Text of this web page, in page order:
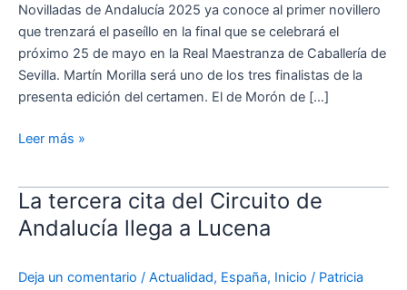
Novilladas de Andalucía 2025 ya conoce al primer novillero
que trenzará el paseíllo en la final que se celebrará el
próximo 25 de mayo en la Real Maestranza de Caballería de
Sevilla. Martín Morilla será uno de los tres finalistas de la
presenta edición del certamen. El de Morón de […]
Leer más »
La tercera cita del Circuito de
Andalucía llega a Lucena
Deja un comentario / Actualidad, España, Inicio / Patricia
La
tercera
cita
Circuito